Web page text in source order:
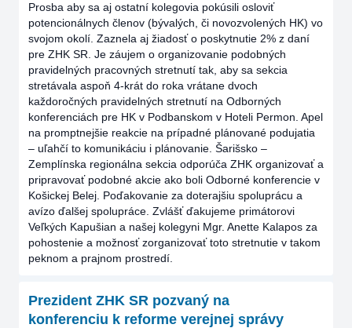
Prosba aby sa aj ostatní kolegovia pokúsili osloviť
potencionálnych členov (bývalých, či novozvolených HK) vo
svojom okolí. Zaznela aj žiadosť o poskytnutie 2% z daní
pre ZHK SR. Je záujem o organizovanie podobných
pravidelných pracovných stretnutí tak, aby sa sekcia
stretávala aspoň 4-krát do roka vrátane dvoch
každoročných pravidelných stretnutí na Odborných
konferenciách pre HK v Podbanskom v Hoteli Permon. Apel
na promptnejšie reakcie na prípadné plánované podujatia
– uľahčí to komunikáciu i plánovanie. Šarišsko –
Zemplínska regionálna sekcia odporúča ZHK organizovať a
pripravovať podobné akcie ako boli Odborné konferencie v
Košickej Belej. Poďakovanie za doterajšiu spoluprácu a
avízo ďalšej spolupráce. Zvlášť ďakujeme primátorovi
Veľkých Kapušian a našej kolegyni Mgr. Anette Kalapos za
pohostenie a možnosť zorganizovať toto stretnutie v takom
peknom a prajnom prostredí.
Prezident ZHK SR pozvaný na
konferenciu k reforme verejnej správy